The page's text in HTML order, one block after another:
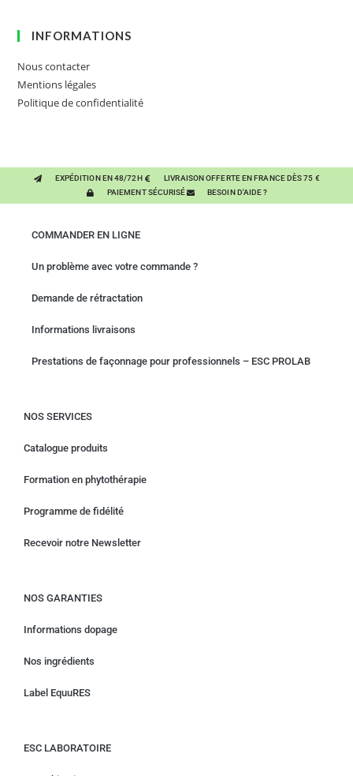
INFORMATIONS
Nous contacter
Mentions légales
Politique de confidentialité
EXPÉDITION EN 48/72H
LIVRAISON OFFERTE EN FRANCE DÈS 75 €
PAIEMENT SÉCURISÉ
BESOIN D'AIDE ?
COMMANDER EN LIGNE
Un problème avec votre commande ?
Demande de rétractation
Informations livraisons
Prestations de façonnage pour professionnels – ESC PROLAB
NOS SERVICES
Catalogue produits
Formation en phytothérapie
Programme de fidélité
Recevoir notre Newsletter
NOS GARANTIES
Informations dopage
Nos ingrédients
Label EquuRES
ESC LABORATOIRE